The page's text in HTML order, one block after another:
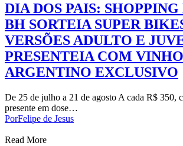
DIA DOS PAIS: SHOPPING
BH SORTEIA SUPER
VERSÕES ADULTO E
PRESENTEIA COM VINHO
ARGENTINO EXCLUSIVO
De 25 de julho a 21 de agosto A cada R$ 350,
presente em dose…
PorFelipe de Jesus
Read More